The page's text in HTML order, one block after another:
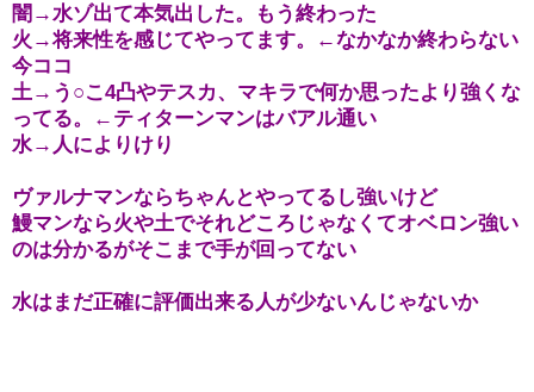
闇→水ゾ出て本気出した。もう終わった
火→将来性を感じてやってます。←なかなか終わらない
今ココ
土→う○こ4凸やテスカ、マキラで何か思ったより強くな
ってる。←ティターンマンはバアル通い
水→人によりけり
ヴァルナマンならちゃんとやってるし強いけど
鰻マンなら火や土でそれどころじゃなくてオベロン強い
のは分かるがそこまで手が回ってない
水はまだ正確に評価出来る人が少ないんじゃないか